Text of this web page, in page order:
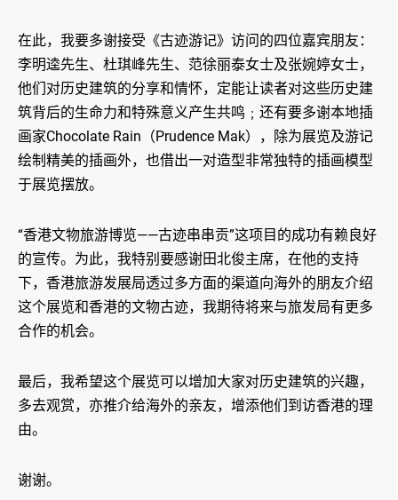
在此，我要多谢接受《古迹游记》访问的四位嘉宾朋友：
李明逵先生、杜琪峰先生、范徐丽泰女士及张婉婷女士，
他们对历史建筑的分享和情怀，定能让读者对这些历史建
筑背后的生命力和特殊意义产生共鸣﹔还有要多谢本地插
画家Chocolate Rain（Prudence Mak），除为展览及游记
绘制精美的插画外，也借出一对造型非常独特的插画模型
于展览摆放。
“香港文物旅游博览——古迹串串贡”这项目的成功有赖良好
的宣传。为此，我特别要感谢田北俊主席，在他的支持
下，香港旅游发展局透过多方面的渠道向海外的朋友介绍
这个展览和香港的文物古迹，我期待将来与旅发局有更多
合作的机会。
最后，我希望这个展览可以增加大家对历史建筑的兴趣，
多去观赏，亦推介给海外的亲友，增添他们到访香港的理
由。
谢谢。